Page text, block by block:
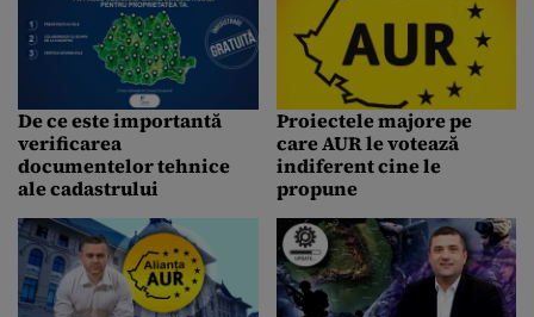
De ce este importantă
verificarea
documentelor tehnice
ale cadastrului
Proiectele majore pe
care AUR le votează
indiferent cine le
propune